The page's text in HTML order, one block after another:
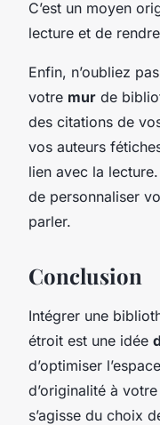
C’est un moyen
lecture et de
Enfin, n’oubliez
votre mur de
des citations de
vos auteurs
lien avec la
de personnaliser
parler.
Conclusion
Intégrer une
étroit est une idée
d’optimiser
d’originalité à votre
s’agisse du choix